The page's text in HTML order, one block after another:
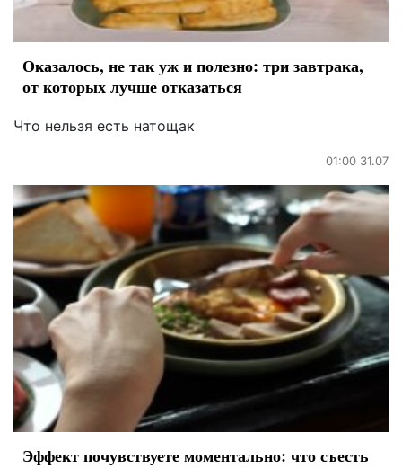
Оказалось, не так уж и полезно: три завтрака,
от которых лучше отказаться
Что нельзя есть натощак
01:00 31.07
Эффект почувствуете моментально: что съесть